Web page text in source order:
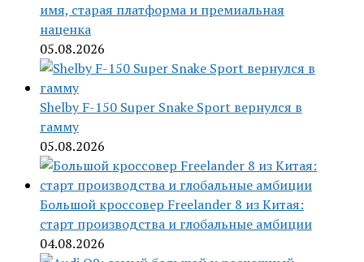
имя, старая платформа и премиальная
наценка
05.08.2026
Shelby F-150 Super Snake Sport вернулся в
гамму
05.08.2026
Большой кроссовер Freelander 8 из Китая:
старт производства и глобальные амбиции
04.08.2026